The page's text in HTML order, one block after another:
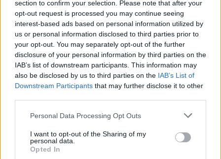
section to confirm your selection. Please note that after your
opt-out request is processed you may continue seeing
interest-based ads based on personal information utilized by
us or personal information disclosed to third parties prior to
your opt-out. You may separately opt-out of the further
disclosure of your personal information by third parties on the
IAB’s list of downstream participants. This information may
also be disclosed by us to third parties on the IAB’s List of
Downstream Participants that may further disclose it to other
Please note that this website/app uses one or more Google
not limited to your visit or usage behaviour. You may click to
grant or deny consent to Google and its third-party tags to
use your data for below specified purposes in below Google
Personal Data Processing Opt Outs
I want to opt-out of the Sharing of my
personal data.
Opted In